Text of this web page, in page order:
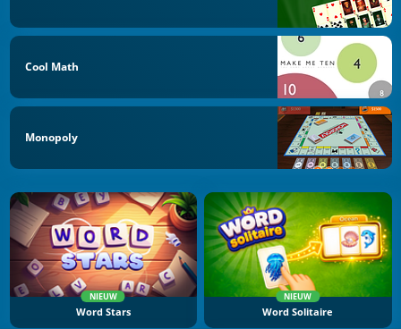
Cool Math
Monopoly
NIEUW
Word Stars
NIEUW
Word Solitaire